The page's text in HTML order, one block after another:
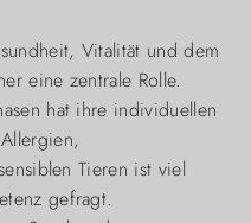
Vitalität und dem
eine zentrale Rolle.
hat ihre individuellen
Tieren ist viel
gefragt.